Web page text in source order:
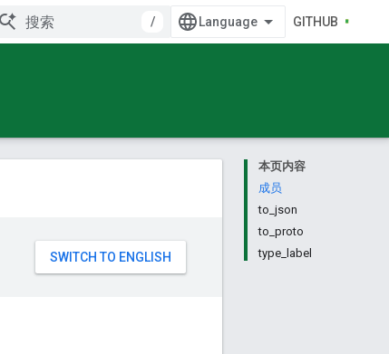
/ GITHUB
本页内容
成员
to_json
to_proto
type_label